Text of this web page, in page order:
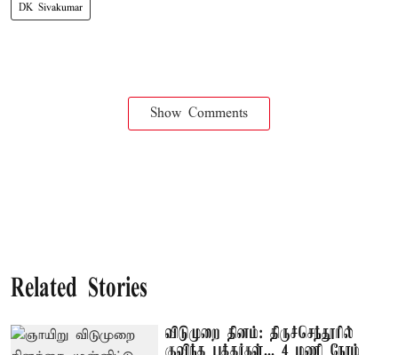
DK Sivakumar
Show Comments
Related Stories
விடுமுறை தினம்: திருச்செந்தூரில்
குவிந்த பக்தர்கள்... 4 மணி நேரம்